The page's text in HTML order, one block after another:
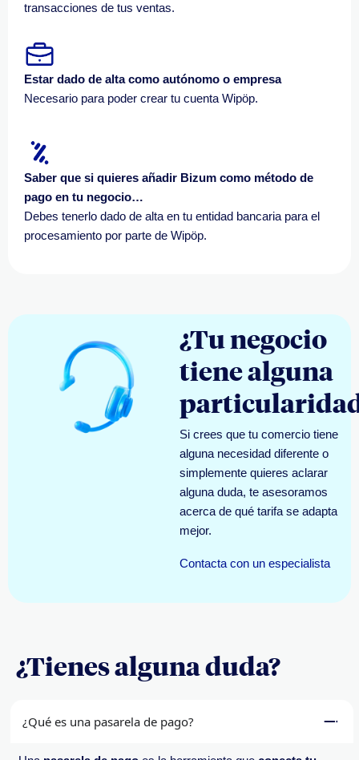
transacciones de tus ventas.
Estar dado de alta como autónomo o empresa
Necesario para poder crear tu cuenta Wipöp.
Saber que si quieres añadir Bizum como método de
pago en tu negocio…
Debes tenerlo dado de alta en tu entidad bancaria para el
procesamiento por parte de Wipöp.
¿Tu negocio
tiene alguna
Si crees que tu comercio tiene
alguna necesidad diferente o
simplemente quieres aclarar
alguna duda, te asesoramos
acerca de qué tarifa se adapta
mejor.
Contacta con un especialista
¿Tienes alguna duda?
¿Qué es una pasarela de pago?​